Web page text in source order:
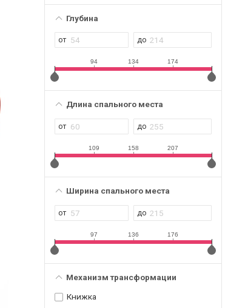
Глубина
94 134 174
Длина спального места
109 158 207
Ширина спального места
97 136 176
Механизм трансформации
Книжка